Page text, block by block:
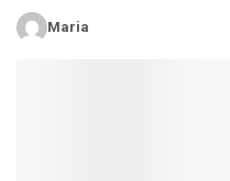
Maria